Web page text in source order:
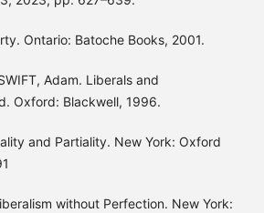
Ontario: Batoche Books, 2001.
Adam. Liberals and
Oxford: Blackwell, 1996.
and Partiality. New York: Oxford
without Perfection. New York: